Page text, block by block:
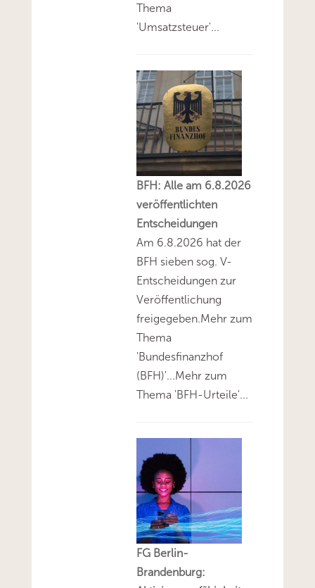
Thema
'Umsatzsteuer'...
BFH: Alle am 6.8.2026
veröffentlichten
Entscheidungen
Am 6.8.2026 hat der
BFH sieben sog. V-
Entscheidungen zur
Veröffentlichung
freigegeben.Mehr zum
Thema
'Bundesfinanzhof
(BFH)'...Mehr zum
Thema 'BFH-Urteile'...
FG Berlin-
Brandenburg: